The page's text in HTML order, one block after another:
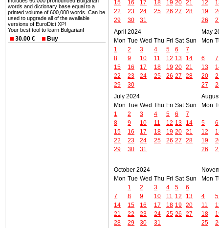
words and dictionary base equal to a
printed volume of 600,000 words. Can be
used to upgrade all of the available
versions of EuroDict XP!
Your best tool to learn Bulgarian!
30.00 € Buy
15
16 17 18 19 20 21
22
23 24 25 26 27
28
29
30 31
12
19
26
April 2024
Mon Tue Wed Thu Fri Sat Sun
1
2 3 4 5 6
7
8
9 10 11 12 13
14
15
16 17 18 19 20 21
22
23 24 25 26 27
28
29
30
May
Mon
6
7
13
20
27
July 2024
Mon Tue Wed Thu Fri Sat Sun
1
2 3 4 5 6
7
8
9 10 11 12 13
14
15
16 17 18 19 20 21
22
23 24 25 26 27
28
29
30 31
Mon
5
6
12
19
26
October 2024
Mon Tue Wed Thu Fri Sat Sun
1
2 3 4 5
6
7
8 9 10 11 12
13
14
15 16 17 18 19 20
21
22 23 24 25 26
27
28
29 30 31
Mon
4
5
11
18
25